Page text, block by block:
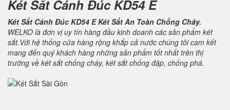
Két Sắt Cánh Đúc KD54 E
Két Sắt Cánh Đúc KD54 E Két Sắt An Toàn Chống Cháy.
WELKO là đơn vị uy tín hàng đầu kinh doanh các sản phẩm két
sắt.Với hệ thống cửa hàng rộng khắp cả nước chúng tôi cam kết
mang đến quý khách hàng những sản phẩm tốt nhất trên thị
trường về két sắt chống cháy, két sắt chống đập, chống phá.